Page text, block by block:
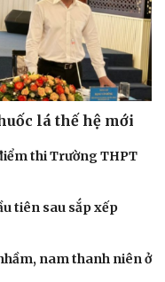
lá thế hệ mới
thi Trường THPT
tiên sau sắp xếp
nam thanh niên ở